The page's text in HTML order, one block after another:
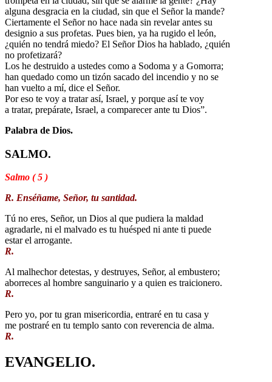
alguna desgracia en la ciudad, sin que el Señor la mande?
Ciertamente el Señor no hace nada sin revelar antes su
designio a sus profetas. Pues bien, ya ha rugido el león,
¿quién no tendrá miedo? El Señor Dios ha hablado, ¿quién
no profetizará?
Los he destruido a ustedes como a Sodoma y a Gomorra;
han quedado como un tizón sacado del incendio y no se
han vuelto a mí, dice el Señor.
Por eso te voy a tratar así, Israel, y porque así te voy
a tratar, prepárate, Israel, a comparecer ante tu Dios”.
Palabra de Dios.
SALMO.
Salmo ( 5 )
R. Enséñame, Señor, tu santidad.
Tú no eres, Señor, un Dios al que pudiera la maldad
agradarle, ni el malvado es tu huésped ni ante ti puede
estar el arrogante.
R.
Al malhechor detestas, y destruyes, Señor, al embustero;
aborreces al hombre sanguinario y a quien es traicionero.
R.
Pero yo, por tu gran misericordia, entraré en tu casa y
me postraré en tu templo santo con reverencia de alma.
R.
EVANGELIO.